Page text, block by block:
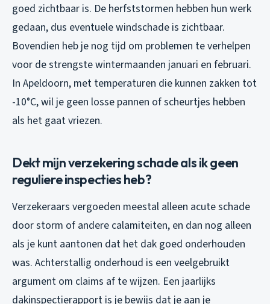
goed zichtbaar is. De herfststormen hebben hun werk
gedaan, dus eventuele windschade is zichtbaar.
Bovendien heb je nog tijd om problemen te verhelpen
voor de strengste wintermaanden januari en februari.
In Apeldoorn, met temperaturen die kunnen zakken tot
-10°C, wil je geen losse pannen of scheurtjes hebben
als het gaat vriezen.
Dekt mijn verzekering schade als ik geen
reguliere inspecties heb?
Verzekeraars vergoeden meestal alleen acute schade
door storm of andere calamiteiten, en dan nog alleen
als je kunt aantonen dat het dak goed onderhouden
was. Achterstallig onderhoud is een veelgebruikt
argument om claims af te wijzen. Een jaarlijks
dakinspectierapport is je bewijs dat je aan je